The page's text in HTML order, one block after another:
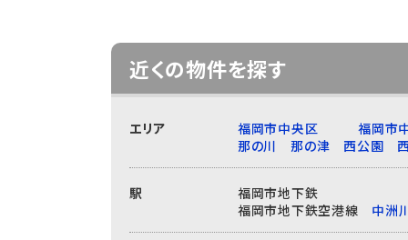
近くの物件を探す
エリア 福岡市中央区
福岡市
那の川
那の津 西公園
駅
福岡市地下鉄
福岡市地下鉄空港線
中洲